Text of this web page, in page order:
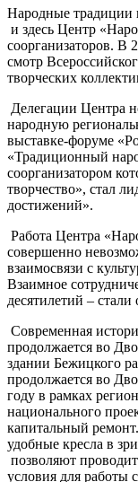
Народные традиции
и здесь Центр
соорганизаторов. В
смотр
творческих
Делегации Центра
народную
выставке-форуме
«Традиционный
соорганизатором
творчество», стал
достижений».
Работа Центра
совершенно
взаимосвязи с
Взаимное
десятилетий –
Современная
продолжается во
здании Бежицкого
продолжается во
году в рамках
национального
капитальный
удобные кресла в
позволяют
условия для работы